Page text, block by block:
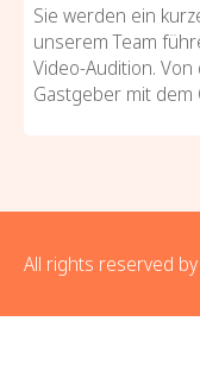
Sie werden ein
unserem Team
Video-Audition.
Gastgeber mit
All rights reserved